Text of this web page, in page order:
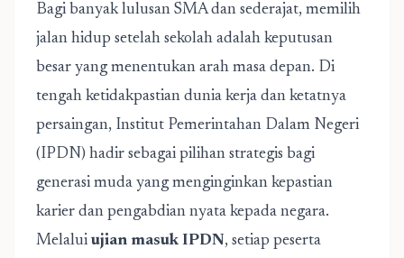
Bagi banyak lulusan SMA dan sederajat, memilih
jalan hidup setelah sekolah adalah keputusan
besar yang menentukan arah masa depan. Di
tengah ketidakpastian dunia kerja dan ketatnya
persaingan, Institut Pemerintahan Dalam Negeri
(IPDN) hadir sebagai pilihan strategis bagi
generasi muda yang menginginkan kepastian
karier dan pengabdian nyata kepada negara.
Melalui ujian masuk IPDN, setiap peserta